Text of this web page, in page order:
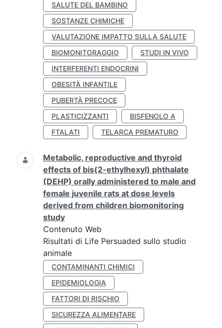
SALUTE DEL BAMBINO
SOSTANZE CHIMICHE
VALUTAZIONE IMPATTO SULLA SALUTE
BIOMONITORAGGIO
STUDI IN VIVO
INTERFERENTI ENDOCRINI
OBESITÀ INFANTILE
PUBERTÀ PRECOCE
PLASTICIZZANTI
BISFENOLO A
FTALATI
TELARCA PREMATURO
Metabolic, reproductive and thyroid
effects of bis(2-ethylhexyl) phthalate
(DEHP) orally administered to male and
female juvenile rats at dose levels
derived from children biomonitoring
study
Contenuto Web
Risultati di Life Persuaded sullo studio
animale
CONTAMINANTI CHIMICI
EPIDEMIOLOGIA
FATTORI DI RISCHIO
SICUREZZA ALIMENTARE